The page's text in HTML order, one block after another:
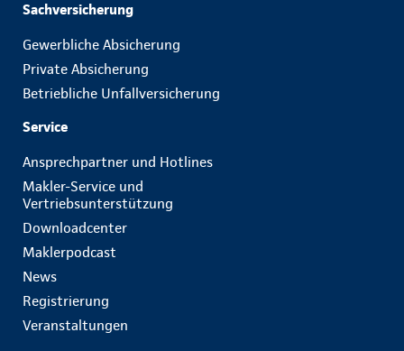
Sachversicherung
Gewerbliche Absicherung
Private Absicherung
Betriebliche Unfallversicherung
Service
Ansprechpartner und Hotlines
Makler-Service und
Vertriebsunterstützung
Downloadcenter
Maklerpodcast
News
Registrierung
Veranstaltungen